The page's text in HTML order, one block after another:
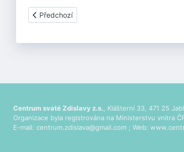
Předchozí článek: Adventní koncert ve Skalici
Předchozí
Centrum svaté Zdislavy z.s., Klášterní 33, 471 25
Organizace byla registrována na Ministerstvu vnitra
E-mail: centrum.zdislava@gmail.com ; Web: